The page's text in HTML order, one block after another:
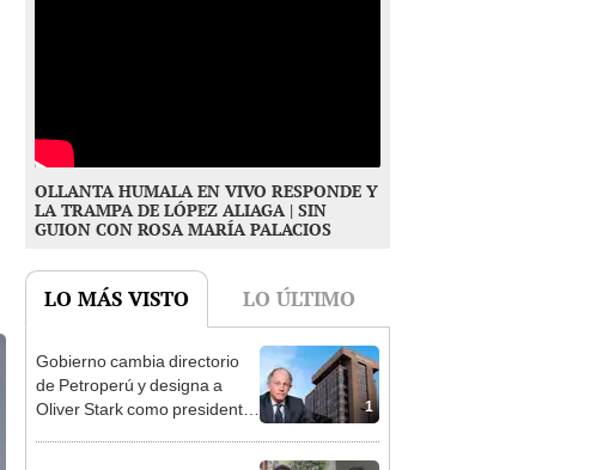
OLLANTA HUMALA EN VIVO RESPONDE Y
LA TRAMPA DE LÓPEZ ALIAGA | SIN
GUION CON ROSA MARÍA PALACIOS
LO MÁS VISTO LO ÚLTIMO
1
Gobierno cambia directorio
de Petroperú y designa a
Oliver Stark como presidente